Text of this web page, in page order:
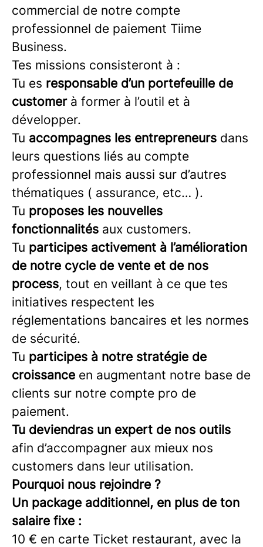
commercial de notre compte
professionnel de paiement Tiime
Business.
Tes missions consisteront à :
Tu es responsable d’un portefeuille de
customerà former à l’outil et à
développer.
Tu accompagnes les entrepreneurs dans
leurs questions liés au compte
professionnel mais aussi sur d’autres
thématiques ( assurance, etc… ).
Tu proposes les nouvelles
fonctionnalités aux customers.
Tu participes activement à l’amélioration
de notre cycle de vente et de nos
process, tout en veillant à ce que tes
initiatives respectent les
réglementations bancaires et les normes
de sécurité.
Tu participes à notre stratégie de
croissance en augmentant notre base de
clients sur notre compte pro de
paiement.
Tu deviendras un expert de nos outils
afin d’accompagner aux mieux nos
customers dans leur utilisation.
Pourquoi nous rejoindre ?
Un package additionnel, en plus de ton
salaire fixe :
10 € en carte Ticket restaurant, avec la